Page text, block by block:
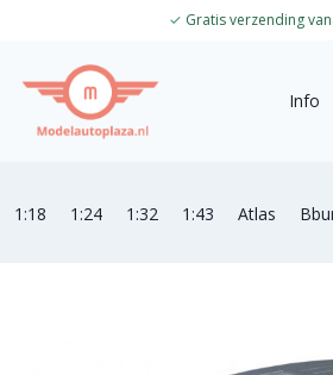
✓ Gratis verzending
Info
1:18 1:24 1:32 1:43 Atlas